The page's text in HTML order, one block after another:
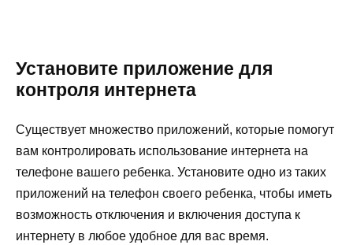
Установите приложение для
контроля интернета
Существует множество приложений, которые помогут
вам контролировать использование интернета на
телефоне вашего ребенка. Установите одно из таких
приложений на телефон своего ребенка, чтобы иметь
возможность отключения и включения доступа к
интернету в любое удобное для вас время.